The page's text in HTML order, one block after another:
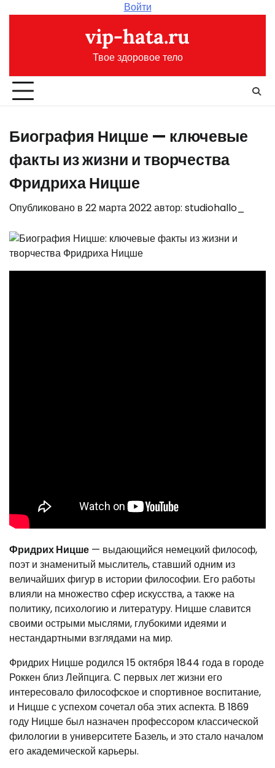
Войти
vip-hata.ru
Твое здоровое тело
Биография Ницше — ключевые
факты из жизни и творчества
Фридриха Ницше
Опубликовано в 22 марта 2022автор: studiohallo_
Фридрих Ницше — выдающийся немецкий философ,
поэт и знаменитый мыслитель, ставший одним из
величайших фигур в истории философии. Его работы
влияли на множество сфер искусства, а также на
политику, психологию и литературу. Ницше славится
своими острыми мыслями, глубокими идеями и
нестандартными взглядами на мир.
Фридрих Ницше родился 15 октября 1844 года в городе
Роккен близ Лейпцига. С первых лет жизни его
интересовало философское и спортивное воспитание,
и Ницше с успехом сочетал оба этих аспекта. В 1869
году Ницше был назначен профессором классической
филологии в университете Базель, и это стало началом
его академической карьеры.